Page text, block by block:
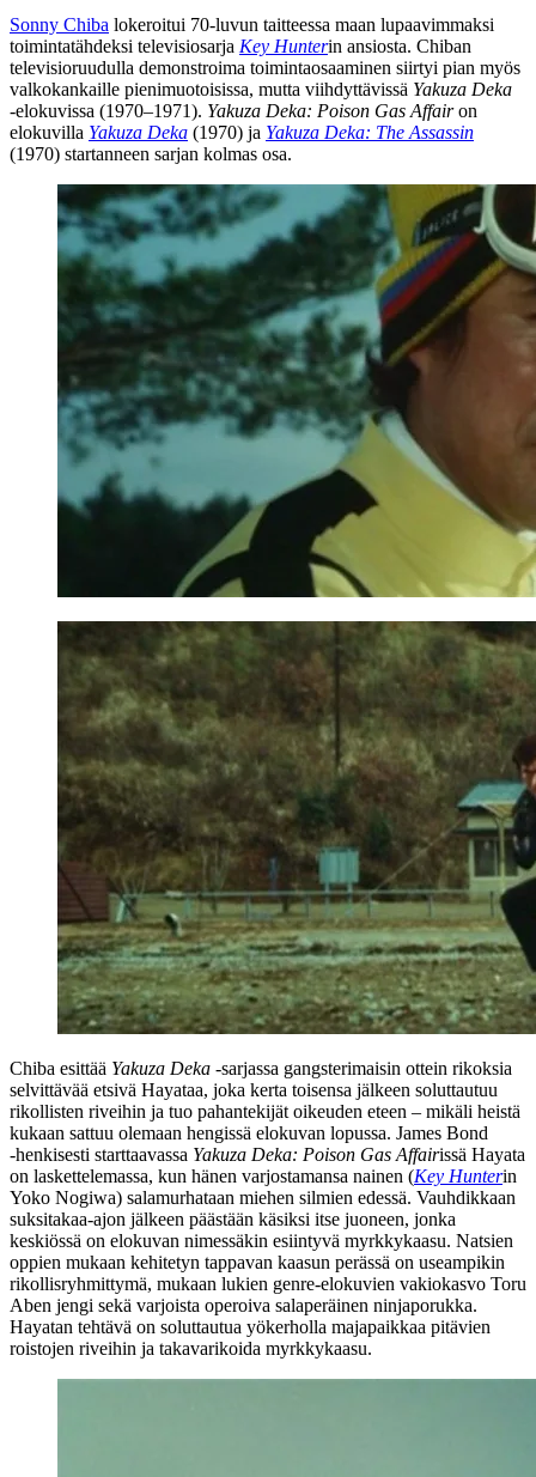
Sonny Chiba lokeroitui 70‑luvun taitteessa maan lupaavimmaksi
toimintatähdeksi televisiosarja Key Hunterin ansiosta. Chiban
televisioruudulla demonstroima toimintaosaaminen siirtyi pian myös
valkokankaille pienimuotoisissa, mutta viihdyttävissä Yakuza Deka
‑elokuvissa (1970–1971). Yakuza Deka: Poison Gas Affairon
elokuvilla Yakuza Deka (1970) ja Yakuza Deka: The Assassin
(1970) startanneen sarjan kolmas osa.
Chiba esittää Yakuza Deka ‑sarjassa gangsterimaisin ottein rikoksia
selvittävää etsivä Hayataa, joka kerta toisensa jälkeen soluttautuu
rikollisten riveihin ja tuo pahantekijät oikeuden eteen – mikäli heistä
kukaan sattuu olemaan hengissä elokuvan lopussa. James Bond
‑henkisesti starttaavassa Yakuza Deka: Poison Gas Affairissä Hayata
on laskettelemassa, kun hänen varjostamansa nainen (Key Hunterin
Yoko Nogiwa) salamurhataan miehen silmien edessä. Vauhdikkaan
suksitakaa-ajon jälkeen päästään käsiksi itse juoneen, jonka
keskiössä on elokuvan nimessäkin esiintyvä myrkkykaasu. Natsien
oppien mukaan kehitetyn tappavan kaasun perässä on useampikin
rikollisryhmittymä, mukaan lukien genre-elokuvien vakiokasvo Toru
Aben jengi sekä varjoista operoiva salaperäinen ninjaporukka.
Hayatan tehtävä on soluttautua yökerholla majapaikkaa pitävien
roistojen riveihin ja takavarikoida myrkkykaasu.